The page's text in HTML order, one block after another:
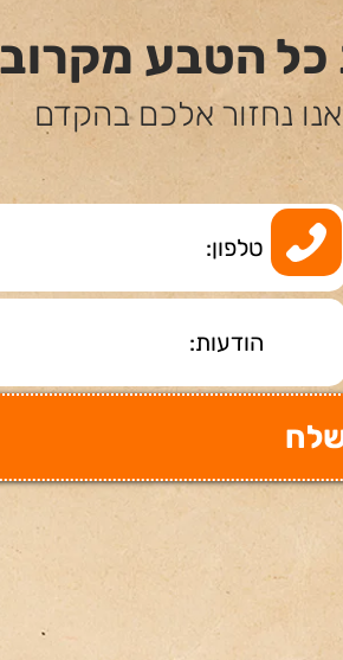
כל הטבע מקרוב
נחזור אלכם בהקדם